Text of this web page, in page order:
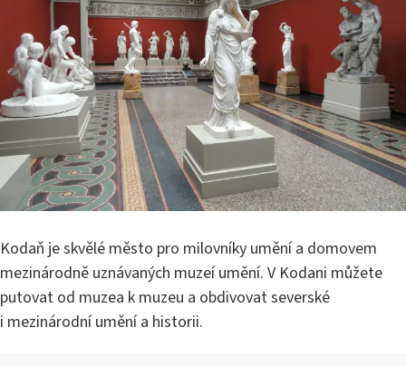
Kodaň je skvělé město pro milovníky umění a domovem
mezinárodně uznávaných muzeí umění. V Kodani můžete
putovat od muzea k muzeu a obdivovat severské
i mezinárodní umění a historii.